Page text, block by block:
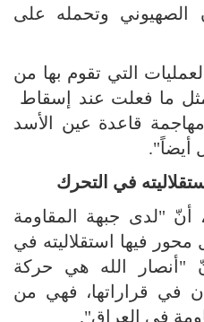
الصهيوني وتحمله على
التي تقوم بها من
ما فعلت عند إسقاط
مهاجمة قاعدة عين الأسد
أيضاً".
في التحرك
أنّ "لدى جبهة المقاومة
فيها استقلاليته في
"أنصار الله هي حركة
في قراراتها، فهي من
في العراق".